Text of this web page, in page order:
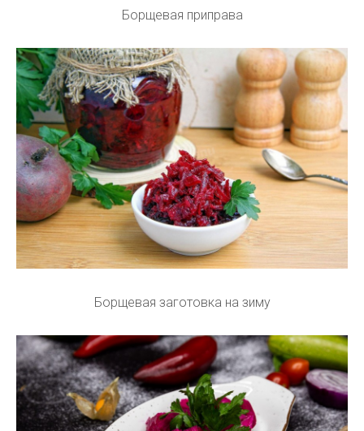
Борщевая приправа
Борщевая заготовка на зиму